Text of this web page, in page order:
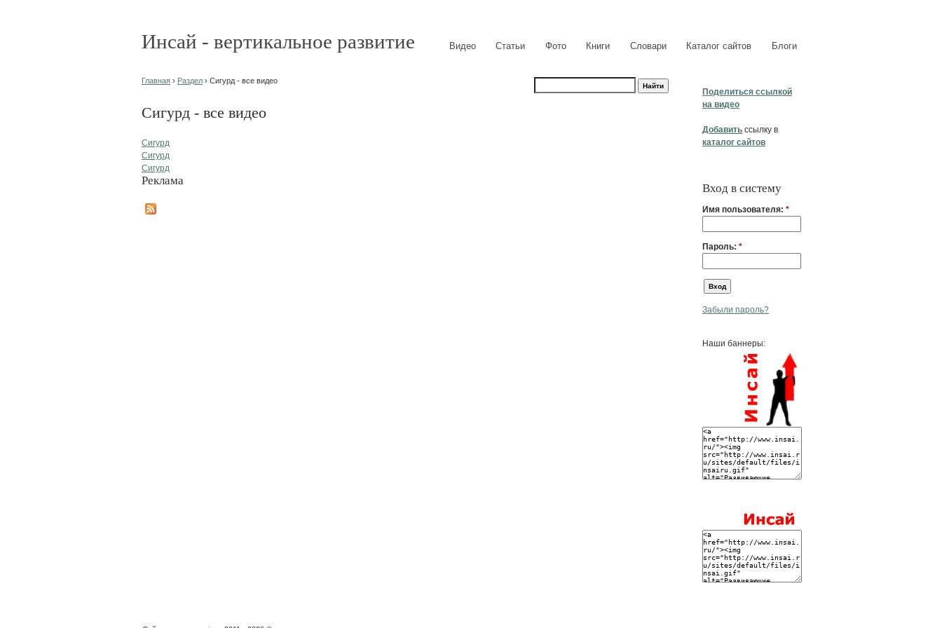
Инсай - вертикальное развитие Видео Статьи Фото Книги Словари Каталог сайтов Блоги
Поделиться ссылкой
на видео
Добавить ссылку в
каталог сайтов
Вход в систему
Имя пользователя: *
Пароль: *
Забыли пароль?
Наши баннеры:
Главная › Раздел › Сигурд - все видео
Сигурд - все видео
Сигурд
Сигурд
Сигурд
Реклама